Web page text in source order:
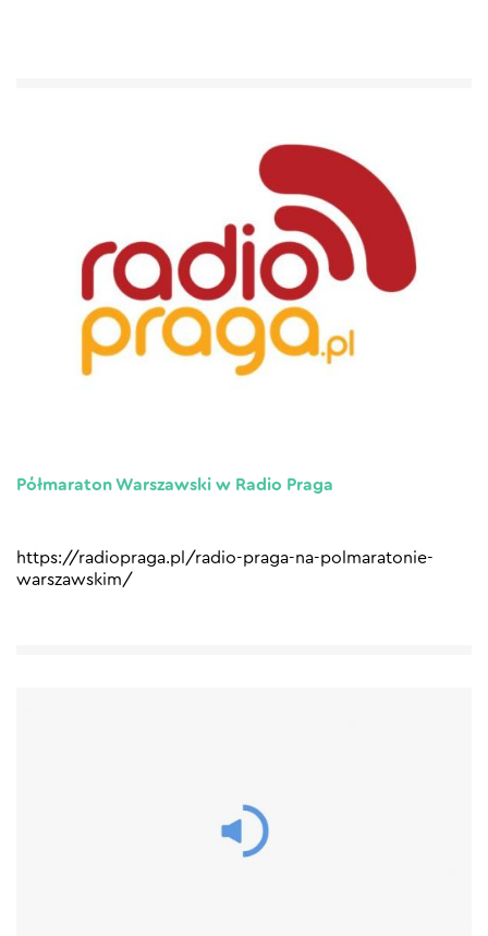
Półmaraton Warszawski w Radio Praga
https://radiopraga.pl/radio-praga-na-polmaratonie-
warszawskim/